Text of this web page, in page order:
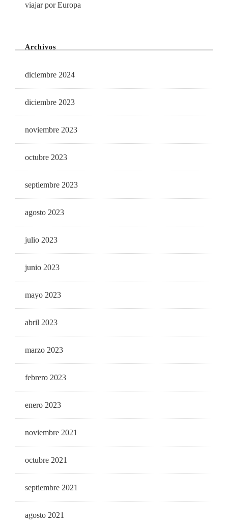
viajar por Europa
Archivos
diciembre 2024
diciembre 2023
noviembre 2023
octubre 2023
septiembre 2023
agosto 2023
julio 2023
junio 2023
mayo 2023
abril 2023
marzo 2023
febrero 2023
enero 2023
noviembre 2021
octubre 2021
septiembre 2021
agosto 2021